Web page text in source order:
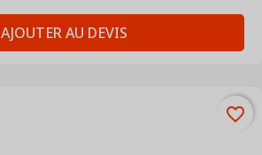
AJOUTER AU DEVIS
favorite_border